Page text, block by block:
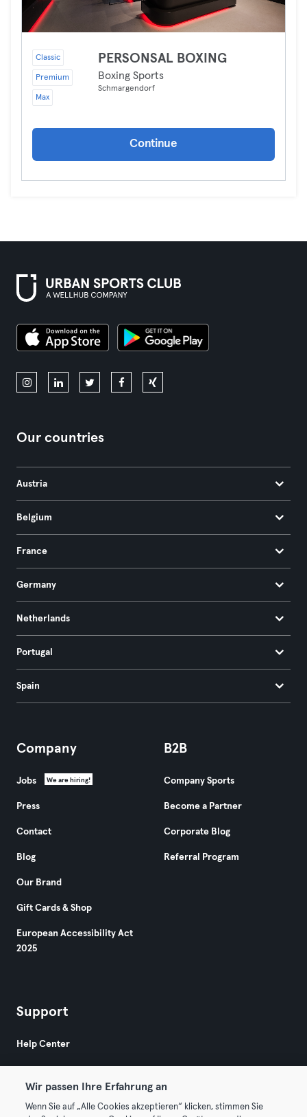
Classic
Premium
Max
PERSONSAL BOXING
Boxing Sports
Schmargendorf
Continue
Our countries
Austria
Belgium
France
Germany
Netherlands
Portugal
Spain
Company
Jobs We are hiring!
Press
Contact
Blog
Our Brand
Gift Cards & Shop
European Accessibility Act
2025
B2B
Company Sports
Become a Partner
Corporate Blog
Referral Program
Support
Help Center
Wir passen Ihre Erfahrung an
Wenn Sie auf „Alle Cookies akzeptieren“ klicken, stimmen Sie